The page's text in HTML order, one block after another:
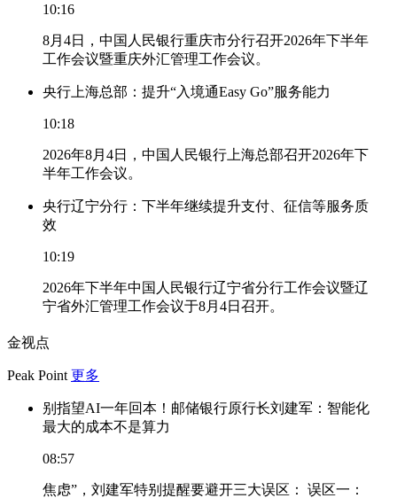
10:16
8月4日，中国人民银行重庆市分行召开2026年下半年
工作会议暨重庆外汇管理工作会议。
央行上海总部：提升“入境通Easy Go”服务能力
10:18
2026年8月4日，中国人民银行上海总部召开2026年下
半年工作会议。
央行辽宁分行：下半年继续提升支付、征信等服务质
效
10:19
2026年下半年中国人民银行辽宁省分行工作会议暨辽
宁省外汇管理工作会议于8月4日召开。
金视点
Peak Point 更多
别指望AI一年回本！邮储银行原行长刘建军：智能化
最大的成本不是算力
08:57
焦虑”，刘建军特别提醒要避开三大误区： 误区一：